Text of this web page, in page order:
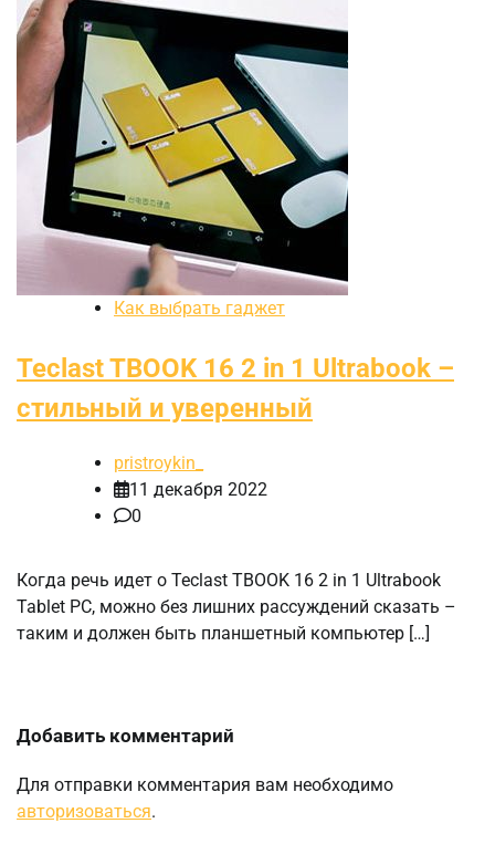
Как выбрать гаджет
Teclast TBOOK 16 2 in 1 Ultrabook –
стильный и уверенный
pristroykin_
11 декабря 2022
0
Когда речь идет о Teclast TBOOK 16 2 in 1 Ultrabook
Tablet PC, можно без лишних рассуждений сказать –
таким и должен быть планшетный компьютер […]
Добавить комментарий
Для отправки комментария вам необходимо
авторизоваться.